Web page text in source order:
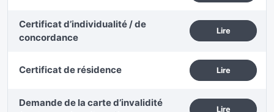
Certificat d’individualité / de
concordance
Lire
Certificat de résidence Lire
Demande de la carte d’invalidité
Lire